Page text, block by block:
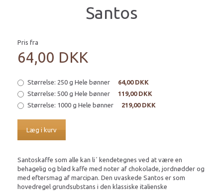
Santos
Pris fra
64,00 DKK
Størrelse: 250 g Hele bønner
64,00 DKK
Størrelse: 500 g Hele bønner
119,00 DKK
Størrelse: 1000 g Hele bønner 219,00 DKK
Læg i kurv
Santoskaffe som alle kan li´ kendetegnes ved at være en
behagelig og blød kaffe med noter af chokolade, jordnødder og
med eftersmag af marcipan. Den uvaskede Santos er som
hovedregel grundsubstans i den klassiske italienske